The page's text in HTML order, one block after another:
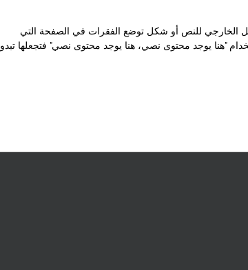
الخارجي للنص أو شكل توضع الفقرات في الصفحة التي
"هنا يوجد محتوى نصي، هنا يوجد محتوى نصي" فتجعلها تبدو